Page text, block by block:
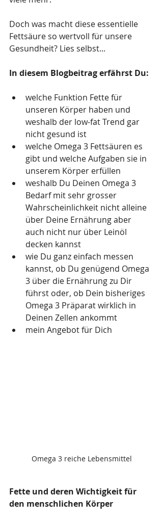
Doch was macht diese essentielle
Fettsäure so wertvoll für unsere
Gesundheit? Lies selbst...
In diesem Blogbeitrag erfährst Du:
welche Funktion Fette für
unseren Körper haben und
weshalb der low-fat Trend gar
nicht gesund ist
welche Omega 3 Fettsäuren es
gibt und welche Aufgaben sie in
unserem Körper erfüllen
weshalb Du Deinen Omega 3
Bedarf mit sehr grosser
Wahrscheinlichkeit nicht alleine
über Deine Ernährung aber
auch nicht nur über Leinöl
decken kannst
wie Du ganz einfach messen
kannst, ob Du genügend Omega
3 über die Ernährung zu Dir
führst oder, ob Dein bisheriges
Omega 3 Präparat wirklich in
Deinen Zellen ankommt
mein Angebot für Dich
Omega 3 reiche Lebensmittel
Fette und deren Wichtigkeit für
den menschlichen Körper